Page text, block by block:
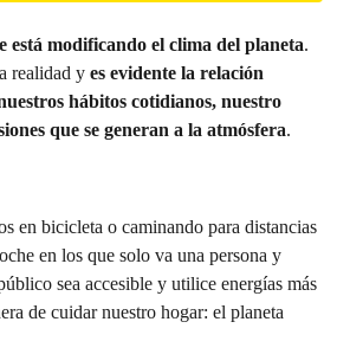
está modificando el clima del planeta.
realidad y es evidente la relación
hábitos cotidianos, nuestro
que se generan a la atmósfera.
en bicicleta o caminando para distancias
en los que solo va una persona y
sea accesible y utilice energías más
de cuidar nuestro hogar: el planeta